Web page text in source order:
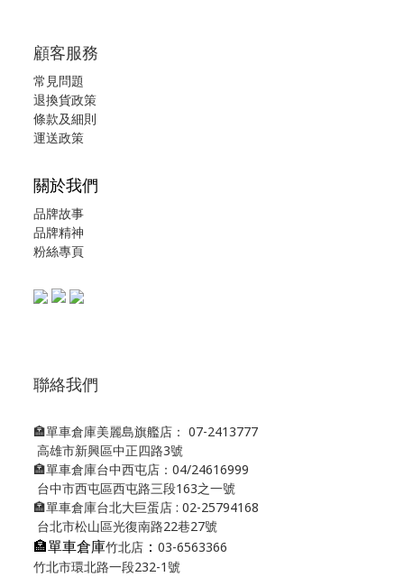
顧客服務
常見問題
退換貨政策
條款及細則
運送政策
關於我們
品牌故事
品牌精神
粉絲專頁
聯絡我們
🏣單車倉庫美麗島旗艦店： 07-2413777
高雄市新興區中正四路3號
🏣單車倉庫台中西屯店：04/24616999
台中市西屯區西屯路三段163之一號
🏣單車倉庫台北大巨蛋店 : 02-25794168
台北市松山區光復南路22巷27號
🏣單車倉庫竹北店 ： 03-6563366
竹北市環北路一段232-1號